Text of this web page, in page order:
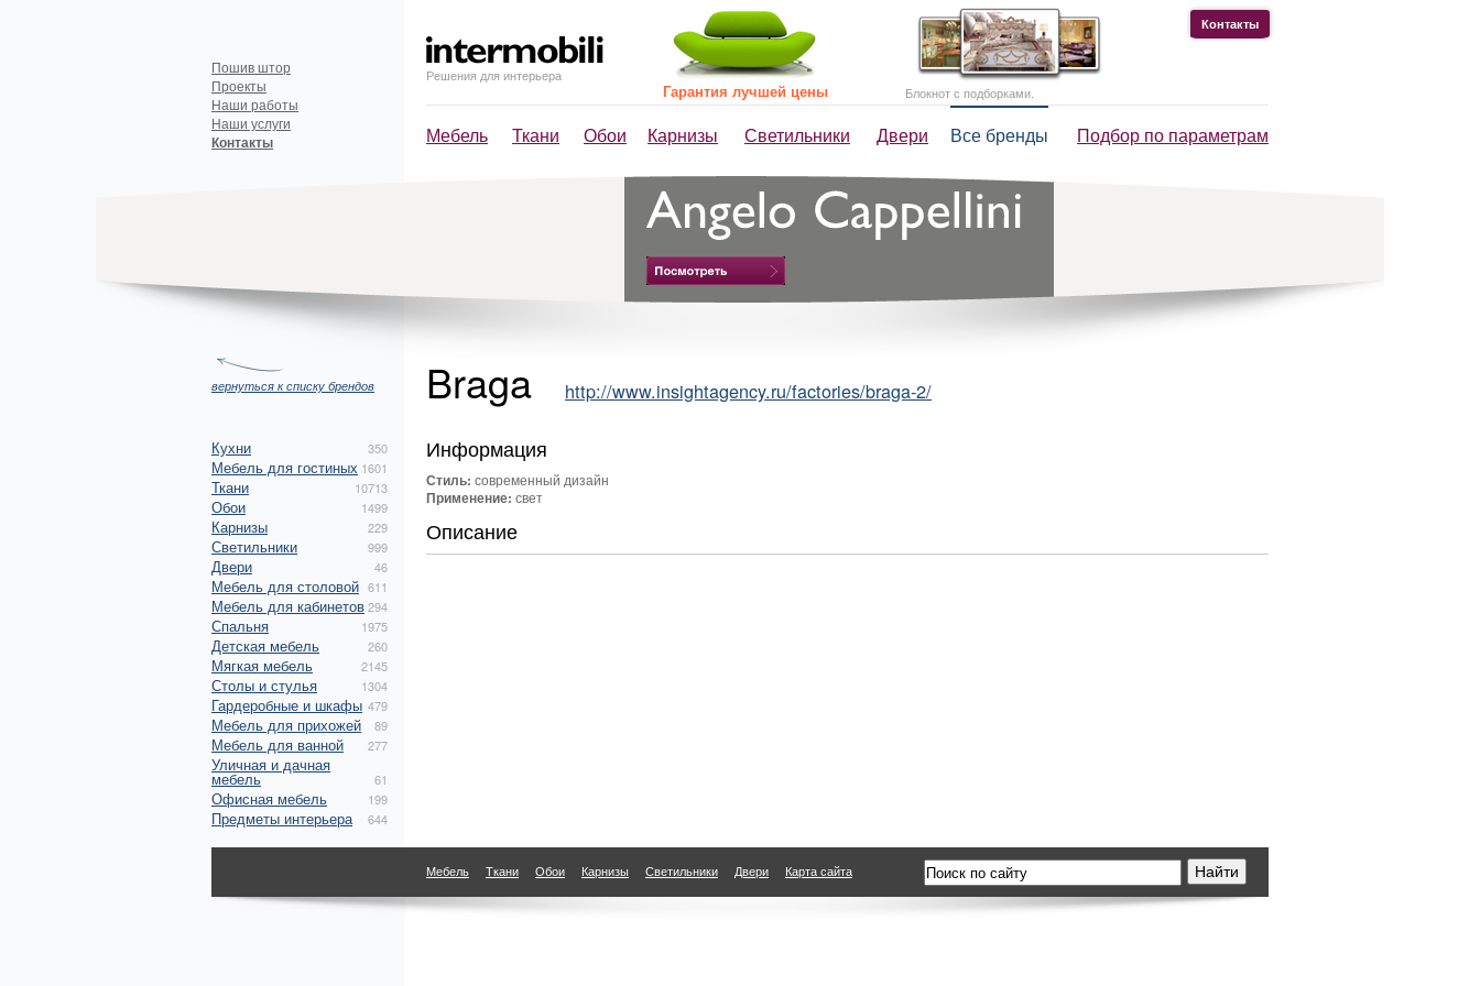
Решения для интерьера
Мебель Ткани Обои Карнизы Светильники Двери Все бренды Подбор по параметрам
Пошив штор
Проекты
Наши работы
Наши услуги
Контакты
Контакты
Гарантия лучшей цены Блокнот с подборками.
вернуться к списку брендов
Кухни 350
Мебель для гостиных 1601
Ткани 10713
Обои 1499
Карнизы 229
Светильники 999
Двери 46
Мебель для столовой 611
Мебель для кабинетов294
Спальня 1975
Детская мебель 260
Мягкая мебель 2145
Столы и стулья 1304
Гардеробные и шкафы 479
Мебель для прихожей 89
Мебель для ванной 277
Уличная и дачная
мебель 61
Офисная мебель 199
Предметы интерьера 644
Braga http://www.insightagency.ru/factories/braga-2/
Информация
Стиль: современный дизайн
Применение: свет
Описание
Мебель Ткани Обои Карнизы Светильники Двери Карта сайта